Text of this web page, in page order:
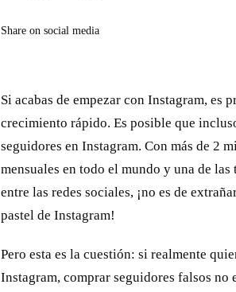
Share on social media
Si acabas de empezar con Instagram, es
crecimiento rápido. Es posible que
seguidores en Instagram. Con más de 2
mensuales en todo el mundo y una de
entre las redes sociales, ¡no es de
pastel de Instagram!
Pero esta es la cuestión: si realmente
Instagram, comprar seguidores falsos no